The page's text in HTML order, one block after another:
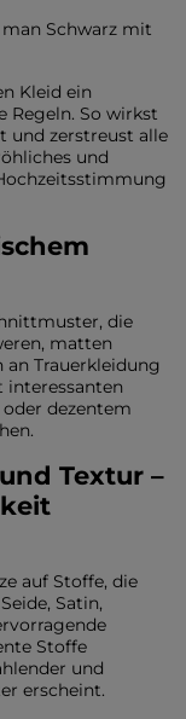
man Schwarz mit
Kleid ein
Regeln. So wirkst
und zerstreust alle
und
die
matten
an Trauerkleidung
interessanten
dezentem
Textur –
auf Stoffe, die
Satin,
Stoffe
und
erscheint.